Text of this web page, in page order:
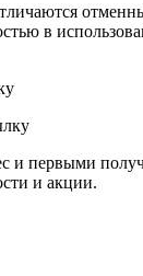
в
и первыми
и акции.